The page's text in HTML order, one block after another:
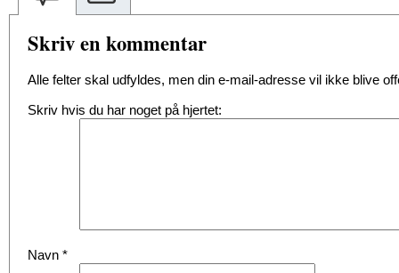
Skriv en kommentar
Alle felter skal udfyldes, men din e-mail-adresse vil ikke blive
Skriv hvis du har noget på hjertet:
Navn *